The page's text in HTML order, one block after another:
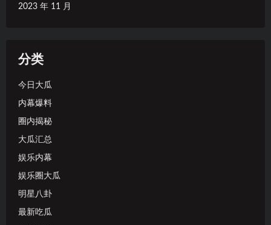
2023 年 11 月
分类
今日大瓜
内幕爆料
圈内揭秘
大瓜汇总
娱乐内幕
娱乐圈大瓜
明星八卦
最新吃瓜